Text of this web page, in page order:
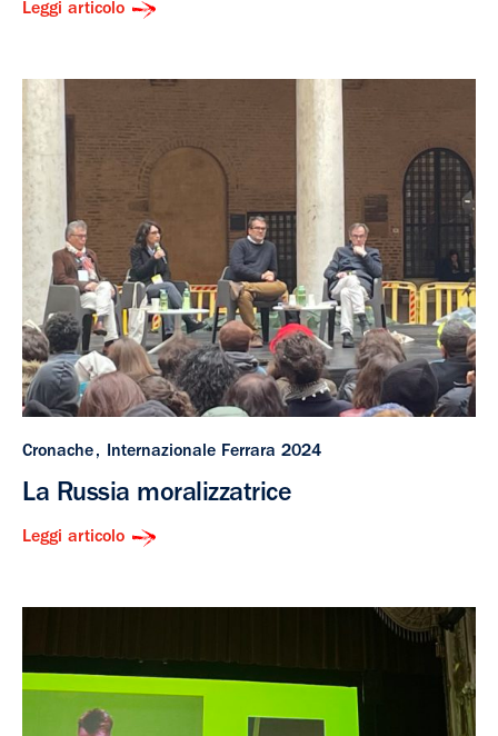
Leggi articolo
Cronache Internazionale Ferrara 2024
La Russia moralizzatrice
Leggi articolo